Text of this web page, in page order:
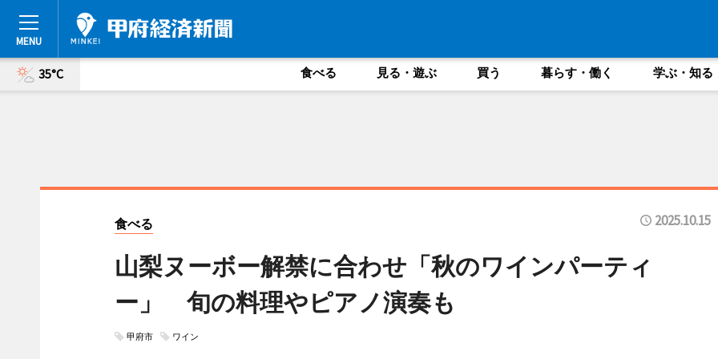
35°C 食べる 見る・遊ぶ 買う 暮らす・働く 学ぶ・知る
食べる 2025.10.15
山梨ヌーボー解禁に合わせ「秋のワインパーティ
ー」 旬の料理やピアノ演奏も
甲府市 ワイン